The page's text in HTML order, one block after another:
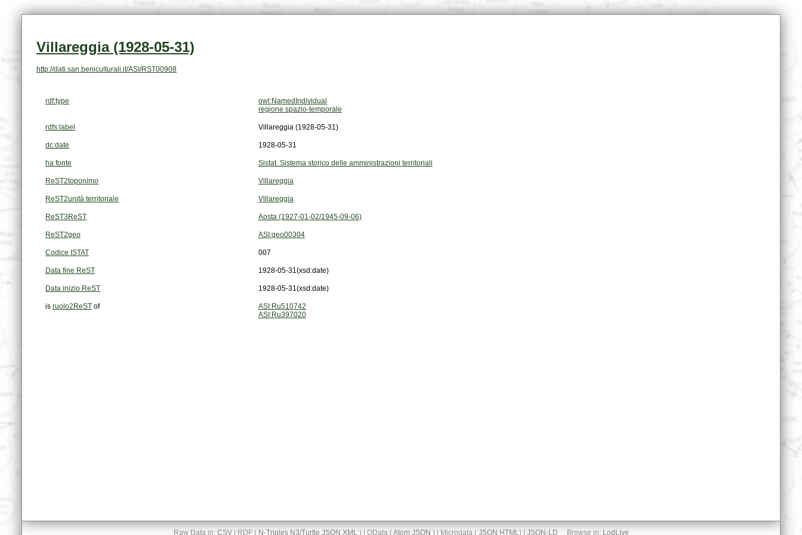
Villareggia (1928-05-31)
http://dati.san.beniculturali.it/ASI/RST00908
rdf:type
owl:NamedIndividual
regione spazio-temporale
rdfs:label Villareggia (1928-05-31)
dc:date 1928-05-31
ha fonte Sistat. Sistema storico delle amministrazioni territoriali
ReST2toponimo Villareggia
ReST2unità territoriale Villareggia
ReST3ReST Aosta (1927-01-02/1945-09-06)
ReST2geo ASI:geo00304
Codice ISTAT 007
Data fine ReST 1928-05-31(xsd:date)
Data inizio ReST 1928-05-31(xsd:date)
is ruolo2ReST of
ASI:Ru510742
ASI:Ru397020
Raw Data in: CSV| RDF ( N-Triples N3/Turtle JSON XML) | OData (Atom JSON ) | Microdata ( JSON HTML) | JSON-LD Browse in: LodLive